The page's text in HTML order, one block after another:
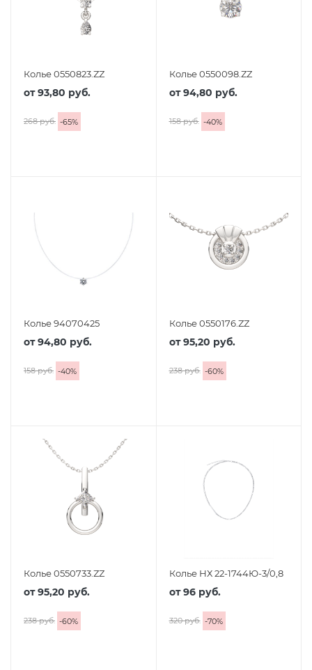
Колье 0550823.ZZ
от93,80 руб.
268 руб. -65%
Колье 0550098.ZZ
от94,80 руб.
158 руб. -40%
Колье 94070425
от94,80 руб.
158 руб. -40%
Колье 0550176.ZZ
от95,20 руб.
238 руб. -60%
Колье 0550733.ZZ
от95,20 руб.
238 руб. -60%
Колье НХ 22-1744Ю-3/0,8
от96 руб.
320 руб. -70%